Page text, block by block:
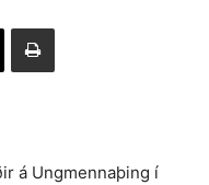
á Ungmennaþing í